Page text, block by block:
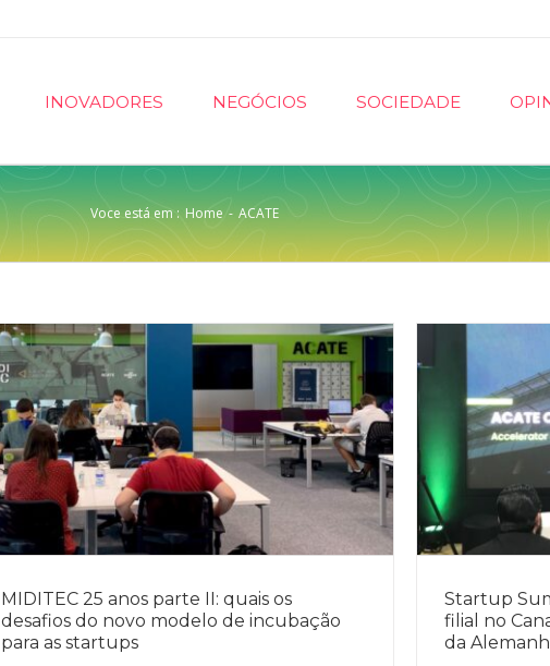
INOVADORES NEGÓCIOS SOCIEDADE
Voce está em : Home - ACATE
MIDITEC 25 anos parte II: quais os
desafios do novo modelo de incubação
para as startups
Startup
filial no
da